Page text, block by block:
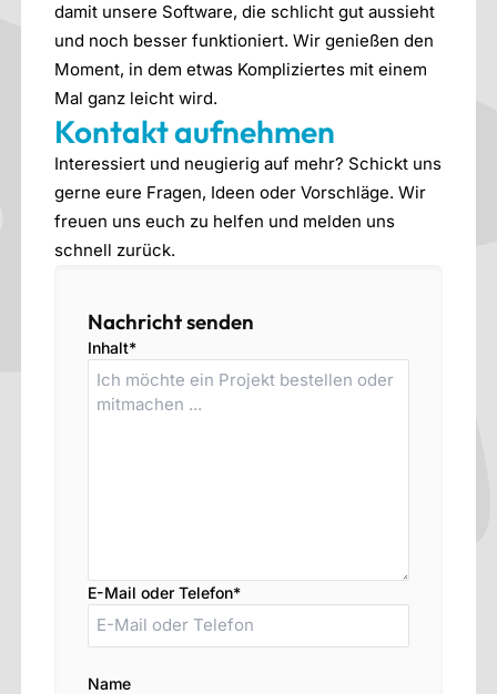
damit unsere Software, die schlicht gut aussieht
und noch besser funktioniert. Wir genießen den
Moment, in dem etwas Kompliziertes mit einem
Mal ganz leicht wird.
Kontakt aufnehmen
Interessiert und neugierig auf mehr? Schickt uns
gerne eure Fragen, Ideen oder Vorschläge. Wir
freuen uns euch zu helfen und melden uns
schnell zurück.
Nachricht senden
Inhalt*
E-Mail oder Telefon*
Name